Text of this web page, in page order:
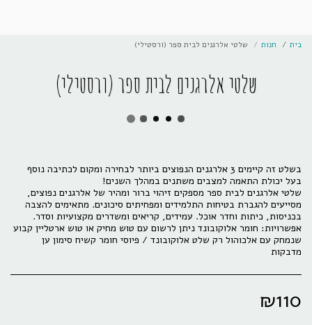
בית חנות שלטי אלרגנים לבית ספר (ורסטילי)
שלטי אלרגנים לבית ספר (ורסטילי)
בשלט זה קיימים 3 אלרגנים הנפוצים ביותר לבחירה ומקום לכתיבה נוסף
שלטי אלרגנים לבית ספר מספקים זיהוי ברור ומהיר של אלרגנים נפוצים,
מסייעים להגברת בטיחות התלמידים ומפחיתים סיכונים. מתאימים להצבה
אפשרויות: חומר אלוקובונד ניתן לרשום עם טוש מחיק או טוש ארטליין קבוע
שנמחק עם אלכוהול רק שלט אלוקובונד / פיוסי חומר קשיח סימון ען
מדבקות
₪110